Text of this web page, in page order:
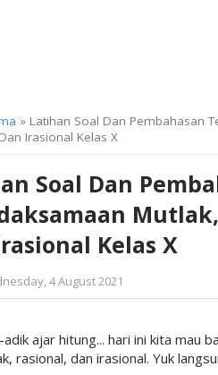
» Latihan Soal Dan Pembahasan
Irasional Kelas X
Soal Dan
Kelas X
4 August 2021
adik ajar hitung... hari ini kita mau
rasional, dan irasional. Yuk